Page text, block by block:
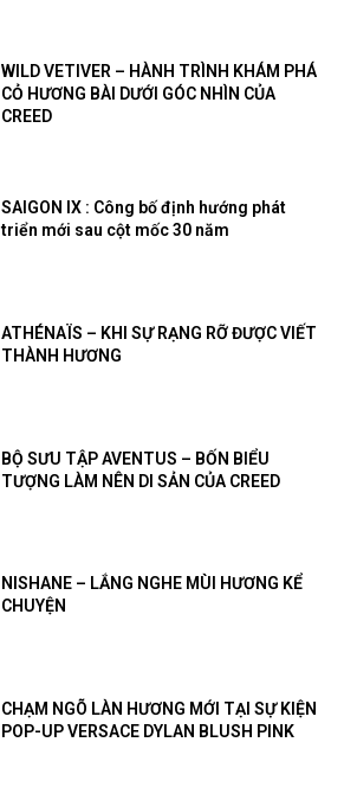
WILD VETIVER – HÀNH TRÌNH KHÁM PHÁ
CỎ HƯƠNG BÀI DƯỚI GÓC NHÌN CỦA
CREED
SAIGON IX : Công bố định hướng phát
triển mới sau cột mốc 30 năm
ATHÉNAÏS – KHI SỰ RẠNG RỠ ĐƯỢC VIẾT
THÀNH HƯƠNG
BỘ SƯU TẬP AVENTUS – BỐN BIỂU
TƯỢNG LÀM NÊN DI SẢN CỦA CREED
NISHANE – LẮNG NGHE MÙI HƯƠNG KỂ
CHUYỆN
CHẠM NGÕ LÀN HƯƠNG MỚI TẠI SỰ KIỆN
POP-UP VERSACE DYLAN BLUSH PINK